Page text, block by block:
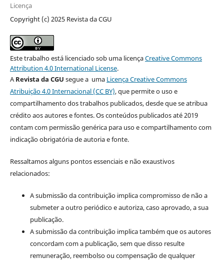
Licença
Copyright (c) 2025 Revista da CGU
Este trabalho está licenciado sob uma licençaCreative Commons
Attribution 4.0 International License.
ARevista da CGU segue a uma Licença Creative Commons
Atribuição 4.0 Internacional (CC BY), que permite o uso e
compartilhamento dos trabalhos publicados, desde que se atribua
crédito aos autores e fontes. Os conteúdos publicados até 2019
contam com permissão genérica para uso e compartilhamento com
indicação obrigatória de autoria e fonte.
Ressaltamos alguns pontos essenciais e não exaustivos
relacionados:
A submissão da contribuição implica compromisso de não a
submeter a outro periódico e autoriza, caso aprovado, a sua
publicação.
A submissão da contribuição implica também que os autores
concordam com a publicação, sem que disso resulte
remuneração, reembolso ou compensação de qualquer